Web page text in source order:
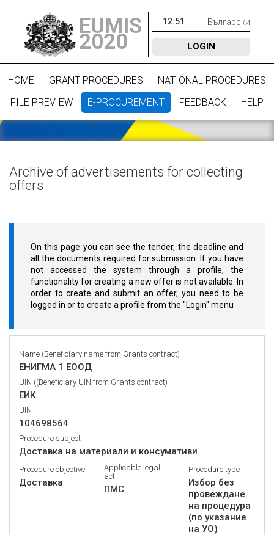
EUMIS
2020
12:51 Български
LOGIN
HOME GRANT PROCEDURES
NATIONAL PROCEDURES
FILE PREVIEW
E-PROCUREMENT FEEDBACK HELP
Archive of advertisements for collecting
offers
On this page you can see the tender, the deadline and
all the documents required for submission. If you have
not accessed the system through a profile, the
functionality for creating a new offer is not available. In
order to create and submit an offer, you need to be
logged in or to create a profile from the "Login" menu
Name (Beneficiary name from Grants contract)
ЕНИГМА 1 ЕООД
UIN ((Beneficiary UIN from Grants contract)
ЕИК
UIN
104698564
Procedure subject
Доставка на материали и консумативи
Procedure objective
Доставка
Applicable legal
act
ПМС
Procedure type
Избор без
провеждане
на процедура
(по указание
на УО)